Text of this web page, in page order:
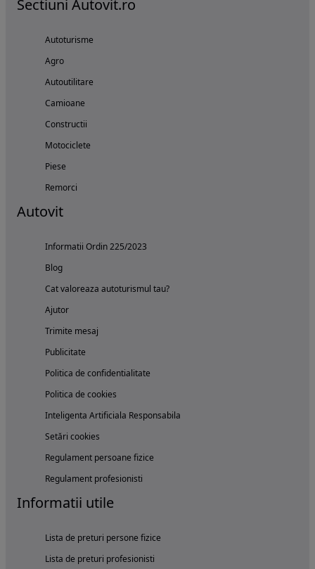
Sectiuni Autovit.ro
Autoturisme
Agro
Autoutilitare
Camioane
Constructii
Motociclete
Piese
Remorci
Autovit
Informatii Ordin 225/2023
Blog
Cat valoreaza autoturismul tau?
Ajutor
Trimite mesaj
Publicitate
Politica de confidentialitate
Politica de cookies
Inteligenta Artificiala Responsabila
Setări cookies
Regulament persoane fizice
Regulament profesionisti
Informatii utile
Lista de preturi persone fizice
Lista de preturi profesionisti